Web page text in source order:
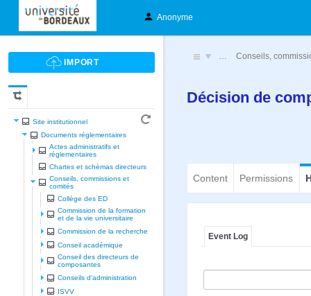
Anonyme
Site institutionnel
Documents réglementaires
Actes administratifs et
réglementaires
Chartes et schèmas directeurs
Conseils, commissions et
comités
Collège des ED
Commission de la formation
et de la vie universitaire
Commission de la recherche
Conseil académique
Conseil des directeurs de
composantes
Conseils d'administration
ISVV
… Conseils,
Décision de
Content Permissions
Event Log